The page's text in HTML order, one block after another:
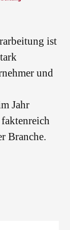
ist
und
Jahr
Branche.